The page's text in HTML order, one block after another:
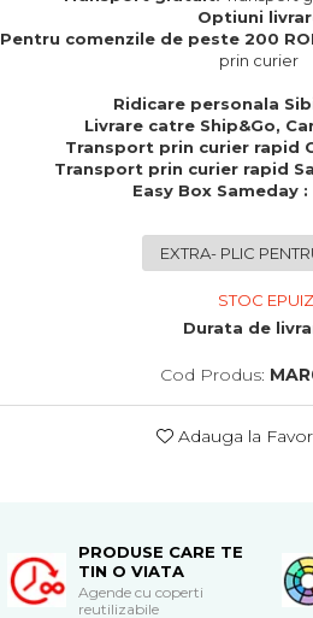
Optiuni
Pentru comenzile de peste 200
prin curier
Ridicare personala
Livrare catre Ship&Go,
Transport prin curier rapid
Transport prin curier rapid
Easy Box Sameday :
STOC
Durata de
Cod Produs:
Adauga la
PRODUSE CARE TE
TIN O VIATA
Agende cu coperti
reutilizabile